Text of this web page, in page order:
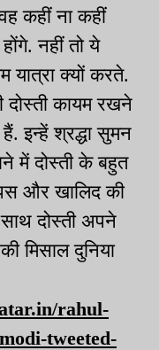
कहीं ना कहीं
नहीं तो ये
यात्रा क्यों करते.
कायम रखने
इन्हें श्रद्धा सुमन
में दोस्ती के बहुत
और खालिद की
दोस्ती अपने
मिसाल दुनिया
rahul-
tweeted-